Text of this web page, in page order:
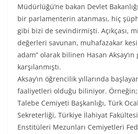
Müdürlüğü’ne bakan Devlet
bir parlamenterin atanması, hiç
gibi bizi de sevindirmişti. Açıkçası,
değerleri savunan, muhafazakar
adam” olarak bilinen Hasan
karşılanmıştı.
Aksay’ın öğrencilik yıllarında
faaliyetleri olduğu biliniyor.
Talebe Cemiyeti Başkanlığı, Türk
Sekreterliği, Türkiye İlahiyat
Enstitüleri Mezunları Cemiyetleri